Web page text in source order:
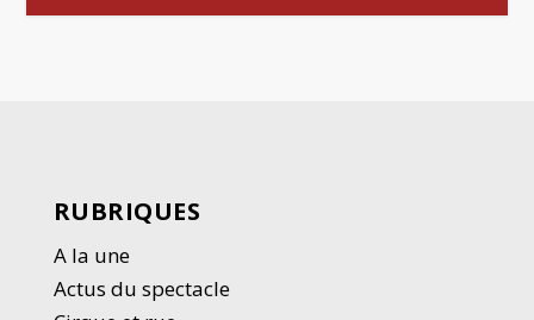
RUBRIQUES
A la une
Actus du spectacle